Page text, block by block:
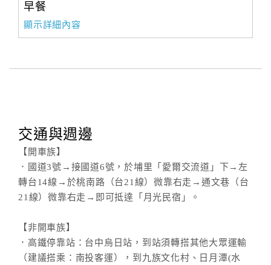
早餐
顯示詳細內容
交通與週邊
【開車族】
．國道3號→接國道6號，於埔里「愛爾交流道」下→左
轉台14線→於桃南路（台21線）微靠右走→通文巷（台
21線）微靠右走→即可抵達「月光民宿」。
【非開車族】
．高鐵停靠站：台中烏日站，到站須轉搭其他大眾運輸
（建議搭乘：南投客運），到九族文化村、日月潭(水